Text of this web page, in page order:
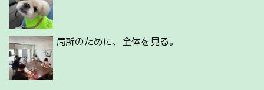
局所のために、全体を見る。